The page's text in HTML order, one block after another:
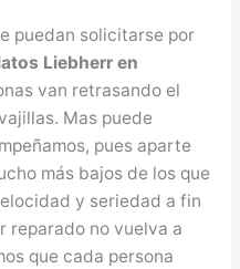
puedan solicitarse por
Liebherr en
van retrasando el
Mas puede
pues aparte
más bajos de los que
y seriedad a fin
reparado no vuelva a
que cada persona